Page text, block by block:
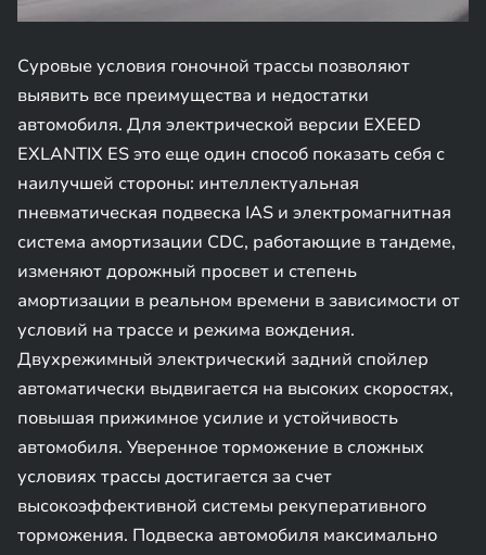
Суровые условия гоночной трассы позволяют
выявить все преимущества и недостатки
автомобиля. Для электрической версии EXEED
EXLANTIX ES это еще один способ показать себя с
наилучшей стороны: интеллектуальная
пневматическая подвеска IAS и электромагнитная
система амортизации CDC, работающие в тандеме,
изменяют дорожный просвет и степень
амортизации в реальном времени в зависимости от
условий на трассе и режима вождения.
Двухрежимный электрический задний спойлер
автоматически выдвигается на высоких скоростях,
повышая прижимное усилие и устойчивость
автомобиля. Уверенное торможение в сложных
условиях трассы достигается за счет
высокоэффективной системы рекуперативного
торможения. Подвеска автомобиля максимально